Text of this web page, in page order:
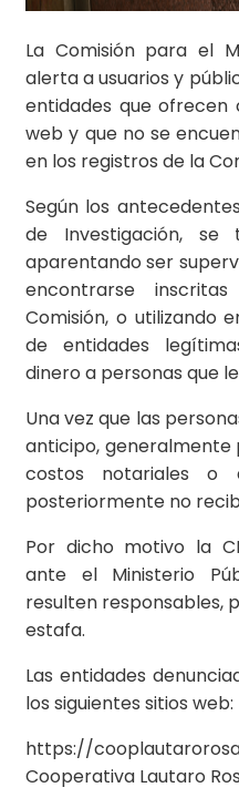
La Comisión para el
alerta a usuarios y
entidades que
web y que no se
en los registros de la
Según los
de Investigación,
aparentando ser
encontrarse
Comisión, o utilizando
de entidades
dinero a personas que
Una vez que las
anticipo, generalmente
costos notariales o
posteriormente no
Por dicho motivo la
ante el Ministerio
resulten responsables,
estafa.
Las entidades
los siguientes sitios web:
https://
Cooperativa Lautaro